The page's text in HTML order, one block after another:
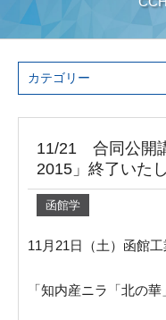
カテゴリー
11/21 合同公開
2015」終了いた
函館学
11月21日（土）函館
「知内産ニラ「北の華